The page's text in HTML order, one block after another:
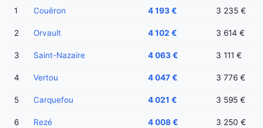
1 Couëron 4 193 € 3 235 €
2 Orvault 4 102 € 3 614 €
3 Saint-Nazaire 4 063 € 3 111 €
4 Vertou 4 047 € 3 776 €
5 Carquefou 4 021 € 3 595 €
6 Rezé 4 008 € 3 250 €